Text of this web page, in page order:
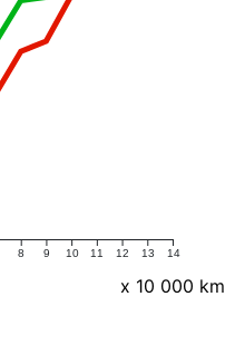
8 9 10 11 12 13 14
x 10 000 km